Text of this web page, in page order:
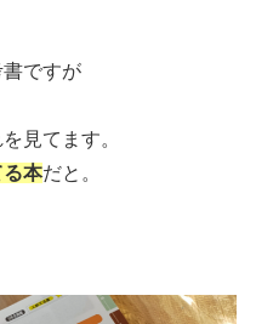
ですが
見てます。
る本だと。